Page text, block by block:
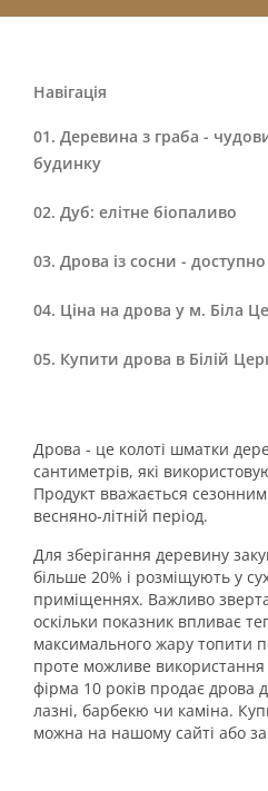
Навігація
Деревина з граба -
будинку
Дуб: елітне біопаливо
Дрова із сосни -
Ціна на дрова у м. Біла
Купити дрова в Білій
Дрова - це колоті шматки
сантиметрів, які
Продукт вважається сезонним
весняно-літній період.
Для зберігання деревину
більше 20% і розміщують у
приміщеннях. Важливо
оскільки показник впливає
максимального жару топити
проте можливе
фірма 10 років продає дрова
лазні, барбекю чи каміна.
можна на нашому сайті або